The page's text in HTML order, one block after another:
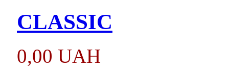
CLASSIC
0,00 UAH